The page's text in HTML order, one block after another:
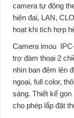
camera tự động
hiện đại, LAN,
hoạt khi tích hợp
Camera imou
trợ đàm thoại 2
nhìn ban đêm lên
ngoại, full color,
sáng. Thiết kế
cho phép lắp đặt